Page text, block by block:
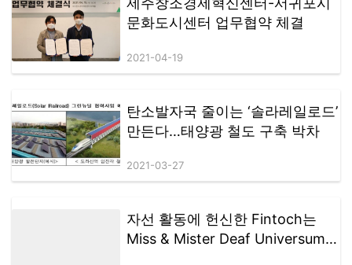
문화도시센터 업무협약 체결
2021-04-19
탄소발자국 줄이는 ‘솔라레일로드’
만든다…태양광 철도 구축 박차
2021-03-27
자선 활동에 헌신한 Fintoch는
Miss & Mister Deaf Universum을